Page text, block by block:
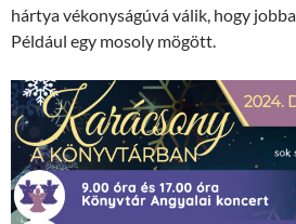
hártya vékonyságúvá válik, hogy
Például egy mosoly mögött.